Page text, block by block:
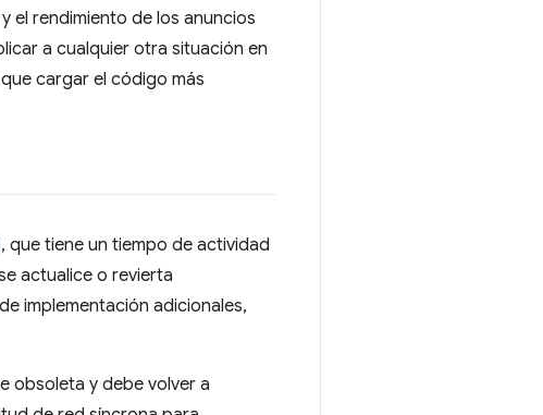
el rendimiento de los anuncios
a cualquier otra situación en
cargar el código más
, que tiene un tiempo de actividad
actualice o revierta
implementación adicionales,
obsoleta y debe volver a